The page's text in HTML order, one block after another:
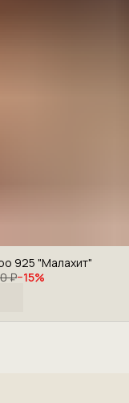
₽−15%
925 "Малахит"